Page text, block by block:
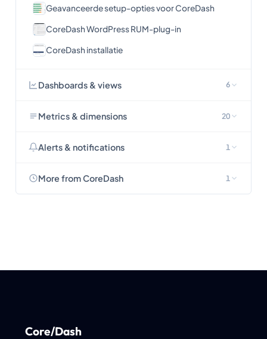
Geavanceerde setup-opties voor CoreDash
CoreDash WordPress RUM-plug-in
CoreDash installatie
Dashboards & views 6
Metrics & dimensions 20
Alerts & notifications 1
More from CoreDash 1
Core/Dash